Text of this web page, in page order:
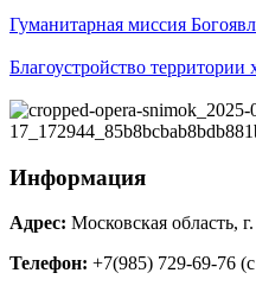
Гуманитарная миссия
Благоустройство территории
Информация
Адрес: Московская область,
Телефон: +7(985) 729-69-76